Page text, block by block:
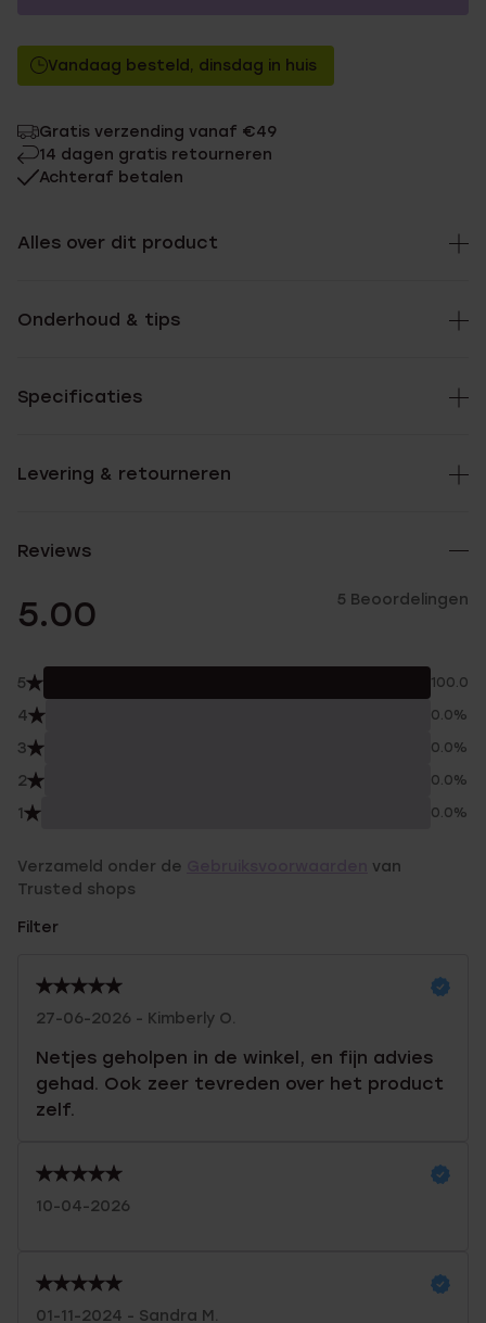
Zonder memberkorting
Met memberkorting
Vandaag besteld, dinsdag in huis
Gratis verzending vanaf €49
14 dagen gratis retourneren
Achteraf betalen
Alles over dit product
Onderhoud & tips
Specificaties
Levering & retourneren
Reviews
5.00 5 Beoordelingen
5 100.0%
4 0.0%
3 0.0%
2 0.0%
1 0.0%
Verzameld onder de
van
Trusted shops
Filter
27-06-2026 - Kimberly O.
Netjes geholpen in de winkel, en fijn advies
gehad. Ook zeer tevreden over het product
zelf.
10-04-2026
01-11-2024 - Sandra M.